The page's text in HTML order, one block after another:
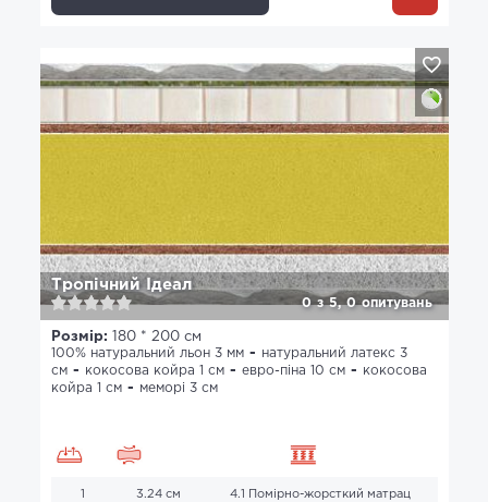
Тропічний Ідеал
0 з 5, 0 опитувань
Розмір: 180 * 200 см
100% натуральний льон 3 мм
натуральний латекс 3
см
кокосова койра 1 см евро-піна 10 см
кокосова
койра 1 см
меморі 3 см
1 3.24 см 4.1 Помірно-жорсткий матрац